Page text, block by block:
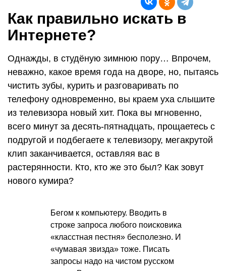
Как правильно искать в
Интернете?
Однажды, в студёную зимнюю пору… Впрочем,
неважно, какое время года на дворе, но, пытаясь
чистить зубы, курить и разговаривать по
телефону одновременно, вы краем уха слышите
из телевизора новый хит. Пока вы мгновенно,
всего минут за десять-пятнадцать, прощаетесь с
подругой и подбегаете к телевизору, мегакрутой
клип заканчивается, оставляя вас в
растерянности. Кто, кто же это был? Как зовут
нового кумира?
Бегом к компьютеру. Вводить в
строке запроса любого поисковика
«класстная пестня» бесполезно. И
«чумавая звизда» тоже. Писать
запросы надо на чистом русском